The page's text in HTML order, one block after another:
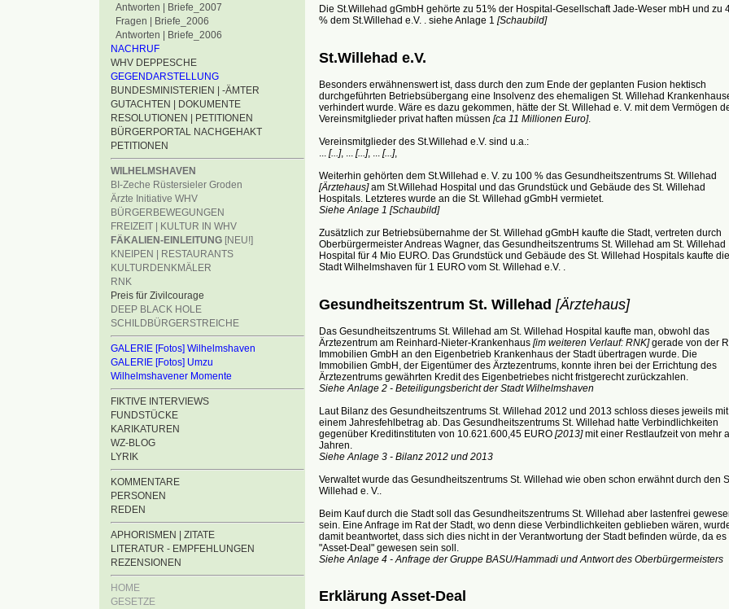
Antworten | Briefe_2007
Fragen | Briefe_2006
Antworten | Briefe_2006
NACHRUF
WHV DEPPESCHE
GEGENDARSTELLUNG
BUNDESMINISTERIEN | -ÄMTER
GUTACHTEN | DOKUMENTE
RESOLUTIONEN | PETITIONEN
BÜRGERPORTAL NACHGEHAKT
PETITIONEN
WILHELMSHAVEN
BI-Zeche Rüstersieler Groden
Ärzte Initiative WHV
BÜRGERBEWEGUNGEN
FREIZEIT | KULTUR IN WHV
FÄKALIEN-EINLEITUNG [NEU!]
KNEIPEN | RESTAURANTS
KULTURDENKMÄLER
RNK
Preis für Zivilcourage
DEEP BLACK HOLE
SCHILDBÜRGERSTREICHE
GALERIE [Fotos] Wilhelmshaven
GALERIE [Fotos] Umzu
Wilhelmshavener Momente
FIKTIVE INTERVIEWS
FUNDSTÜCKE
KARIKATUREN
WZ-BLOG
LYRIK
KOMMENTARE
PERSONEN
REDEN
APHORISMEN | ZITATE
LITERATUR - EMPFEHLUNGEN
REZENSIONEN
HOME
GESETZE
Die St.Willehad gGmbH gehörte zu 51% der Hospital-Gesellschaft Jade-Weser mbH und zu
% dem St.Willehad e.V. . siehe Anlage 1 [Schaubild]
St.Willehad e.V.
Besonders erwähnenswert ist, dass durch den zum Ende der geplanten Fusion hektisch
durchgeführten Betriebsübergang eine Insolvenz des ehemaligen St. Willehad
verhindert wurde. Wäre es dazu gekommen, hätte der St. Willehad e. V. mit dem Vermögen
Vereinsmitglieder privat haften müssen [ca 11 Millionen Euro].
Vereinsmitglieder des St.Willehad e.V. sind u.a.:
[...], ... [...], ... [...],
Weiterhin gehörten dem St.Willehad e. V. zu 100 % das Gesundheitszentrums St. Willehad
[Ärztehaus]am St.Willehad Hospital und das Grundstück und Gebäude des St. Willehad
Hospitals. Letzteres wurde an die St. Willehad gGmbH vermietet.
Siehe Anlage 1 [Schaubild]
Zusätzlich zur Betriebsübernahme der St. Willehad gGmbH kaufte die Stadt, vertreten durch
Oberbürgermeister Andreas Wagner, das Gesundheitszentrums St. Willehad am St. Willehad
Hospital für 4 Mio EURO. Das Grundstück und Gebäude des St. Willehad Hospitals kaufte die
Stadt Wilhelmshaven für 1 EURO vom St. Willehad e.V. .
Gesundheitszentrum St. Willehad [Ärztehaus]
Das Gesundheitszentrums St. Willehad am St. Willehad Hospital kaufte man, obwohl das
Ärztezentrum am Reinhard-Nieter-Krankenhaus [im weiteren Verlauf: RNK]gerade von der
Immobilien GmbH an den Eigenbetrieb Krankenhaus der Stadt übertragen wurde. Die
Immobilien GmbH, der Eigentümer des Ärztezentrums, konnte ihren bei der Errichtung des
Ärztezentrums gewährten Kredit des Eigenbetriebes nicht fristgerecht zurückzahlen.
Siehe Anlage 2 - Beteiligungsbericht der Stadt Wilhelmshaven
Laut Bilanz des Gesundheitszentrums St. Willehad 2012 und 2013 schloss dieses jeweils mit
einem Jahresfehlbetrag ab. Das Gesundheitszentrums St. Willehad hatte Verbindlichkeiten
gegenüber Kreditinstituten von 10.621.600,45 EURO [2013]mit einer Restlaufzeit von mehr
Jahren.
Siehe Anlage 3 - Bilanz 2012 und 2013
Verwaltet wurde das Gesundheitszentrums St. Willehad wie oben schon erwähnt durch den
Willehad e. V..
Beim Kauf durch die Stadt soll das Gesundheitszentrums St. Willehad aber lastenfrei
sein. Eine Anfrage im Rat der Stadt, wo denn diese Verbindlichkeiten geblieben wären,
damit beantwortet, dass sich dies nicht in der Verantwortung der Stadt befinden würde, da es
"Asset-Deal" gewesen sein soll.
Siehe Anlage 4 - Anfrage der Gruppe BASU/Hammadi und Antwort des Oberbürgermeisters
Erklärung Asset-Deal